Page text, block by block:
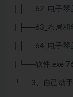
| ├──62_电子琴
| ├──63_布局和
| ├──64_电子琴
| └──软件.exe
└──3、自己动